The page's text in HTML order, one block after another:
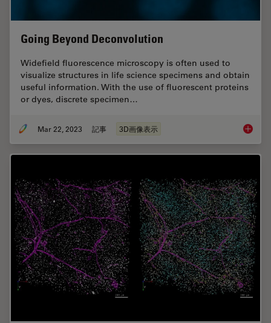
Going Beyond Deconvolution
Widefield fluorescence microscopy is often used to
visualize structures in life science specimens and obtain
useful information. With the use of fluorescent proteins
or dyes, discrete specimen…
Mar 22, 2023 記事 3D画像表示 Going